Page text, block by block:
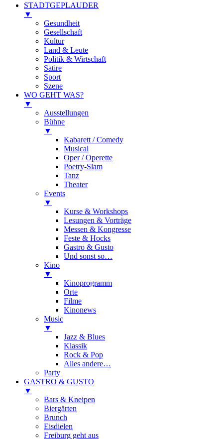
STADTGEPLAUDER
▼
Gesundheit
Gesellschaft
Kultur
Land & Leute
Politik & Wirtschaft
Satire
Sport
Szene
WO GEHT WAS?
▼
Ausstellungen
Bühne
▼
Kabarett / Comedy
Musical
Oper / Operette
Poetry-Slam
Tanz
Theater
Events
▼
Kurse & Workshops
Lesungen & Vorträge
Messen & Kongresse
Feste & Hocks
Gastro & Gusto
Und sonst so…
Kino
▼
Kinoprogramm
Orte
Filme
Kinonews
Music
▼
Jazz & Blues
Klassik
Rock & Pop
Alles andere…
Party
GASTRO & GUSTO
▼
Bars & Kneipen
Biergärten
Brunch
Eisdielen
Freiburg geht aus